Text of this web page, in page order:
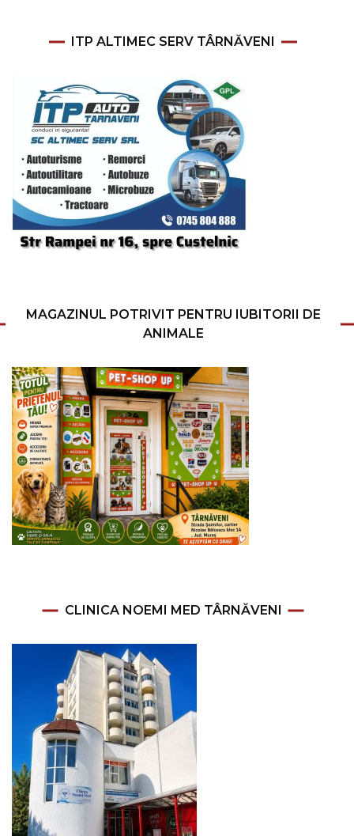
ITP ALTIMEC SERV TÂRNĂVENI
MAGAZINUL POTRIVIT PENTRU IUBITORII DE
ANIMALE
CLINICA NOEMI MED TÂRNĂVENI